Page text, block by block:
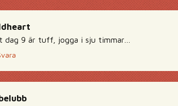
dag 9 är tuff, jogga i sju timmar…